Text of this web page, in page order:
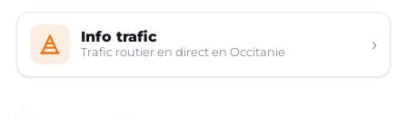
Info trafic
Trafic routier en direct en Occitanie ›